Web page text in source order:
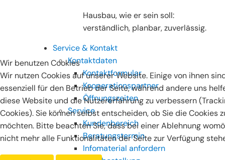
Hausbau, wie er sein soll:
verständlich, planbar, zuverlässig.
Service & Kontakt
Kontaktdaten
Kontaktformular
Kooperationspartner
Öffnungszeiten
Service
Kundenbereich
Beratungstermin
Infomaterial anfordern
Wir benutzen Cookies
Wir nutzen Cookies auf unserer Website. Einige von ihnen
essenziell für den Betrieb der Seite, während andere uns
diese Website und die Nutzererfahrung zu verbessern
Cookies). Sie können selbst entscheiden, ob Sie die Cookies
möchten. Bitte beachten Sie, dass bei einer Ablehnung
nicht mehr alle Funktionalitäten der Seite zur Verfügung